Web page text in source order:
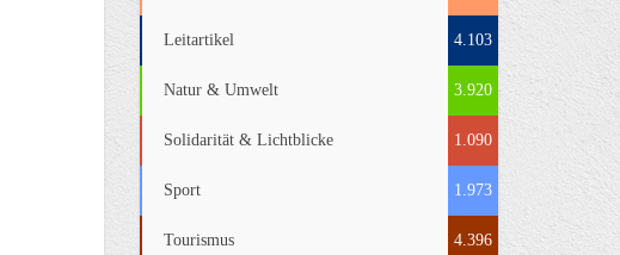
Leitartikel 4.103
Natur & Umwelt 3.920
Solidarität & Lichtblicke 1.090
Sport 1.973
Tourismus 4.396